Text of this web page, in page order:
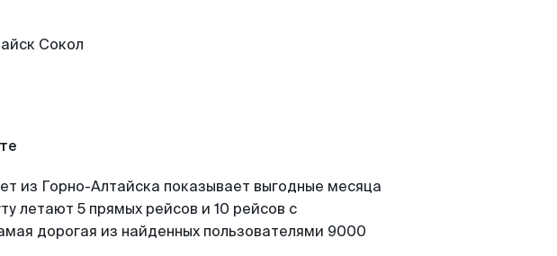
из Горно-Алтайска показывает выгодные месяца
летают 5 прямых рейсов и 10 рейсов с
дорогая из найденных пользователями 9000